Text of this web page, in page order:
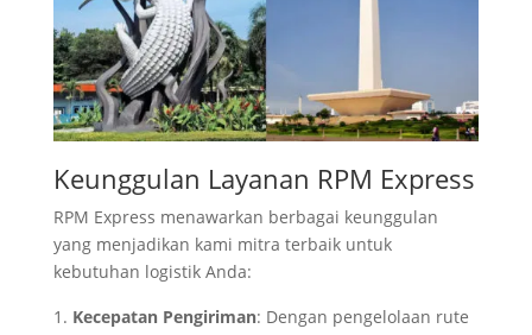
Keunggulan Layanan RPM Express
RPM Express menawarkan berbagai keunggulan
yang menjadikan kami mitra terbaik untuk
kebutuhan logistik Anda:
Kecepatan Pengiriman: Dengan pengelolaan rute